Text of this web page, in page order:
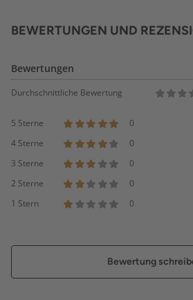
BEWERTUNGEN UND
Bewertungen
Durchschnittliche Bewertung
5 Sterne
0
4 Sterne
0
3 Sterne
0
2 Sterne
0
1 Stern
0
Bewertung